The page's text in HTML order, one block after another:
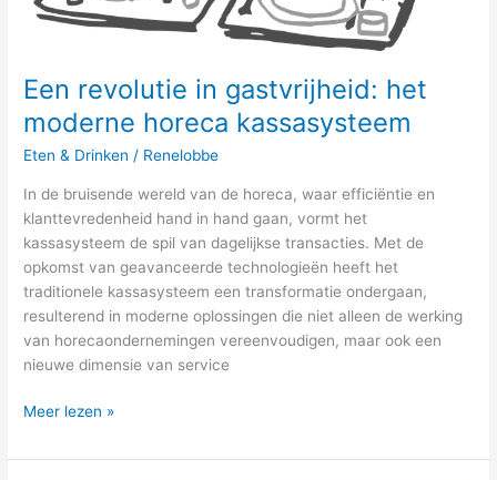
Een revolutie in gastvrijheid: het
moderne horeca kassasysteem
Eten & Drinken / Renelobbe
In de bruisende wereld van de horeca, waar efficiëntie en
klanttevredenheid hand in hand gaan, vormt het
kassasysteem de spil van dagelijkse transacties. Met de
opkomst van geavanceerde technologieën heeft het
traditionele kassasysteem een transformatie ondergaan,
resulterend in moderne oplossingen die niet alleen de werking
van horecaondernemingen vereenvoudigen, maar ook een
nieuwe dimensie van service
Meer lezen »